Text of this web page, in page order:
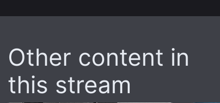
Other content in
this stream